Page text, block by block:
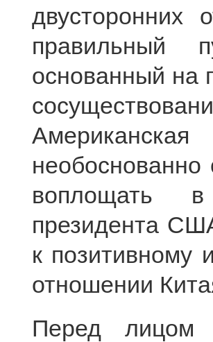
двусторонних
правильный
основанный на
воплощать
президента
к позитивному
отношении
Перед лицом